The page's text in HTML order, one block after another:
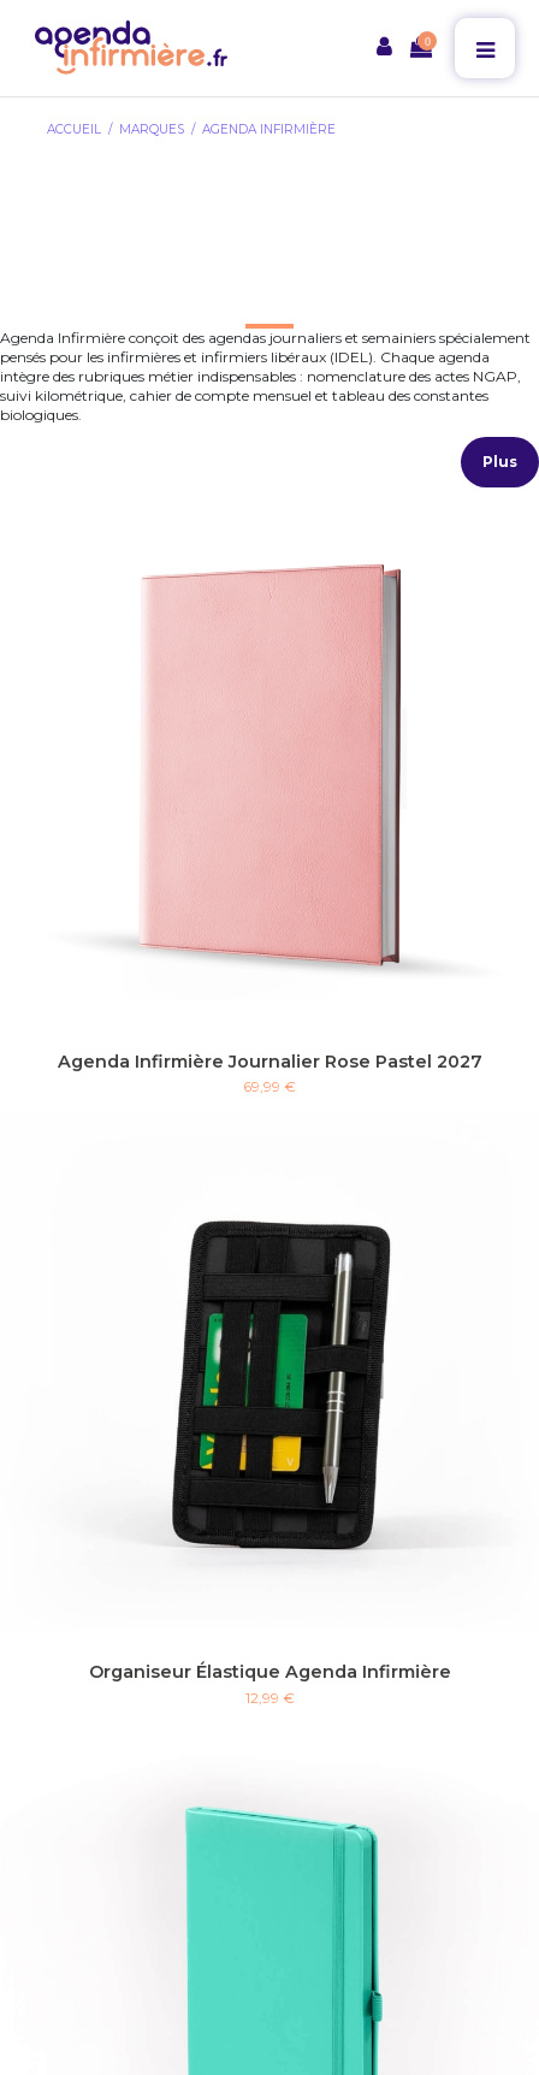
0
ACCUEIL MARQUES AGENDA INFIRMIÈRE
Agenda Infirmière conçoit des agendas journaliers et semainiers spécialement
pensés pour les infirmières et infirmiers libéraux (IDEL). Chaque agenda
intègre des rubriques métier indispensables : nomenclature des actes NGAP,
suivi kilométrique, cahier de compte mensuel et tableau des constantes
biologiques.
Plus
Agenda Infirmière Journalier Rose Pastel 2027
69,99 €
Organiseur Élastique Agenda Infirmière
12,99 €